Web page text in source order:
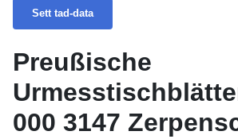
Sett tad-data
Preußische
000 3147